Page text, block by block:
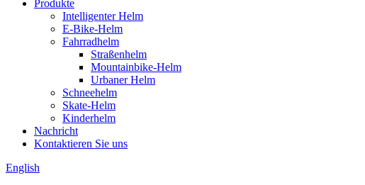
Produkte
Intelligenter Helm
E-Bike-Helm
Fahrradhelm
Straßenhelm
Mountainbike-Helm
Urbaner Helm
Schneehelm
Skate-Helm
Kinderhelm
Nachricht
Kontaktieren Sie uns
English